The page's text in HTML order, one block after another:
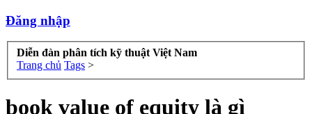
Đăng nhập
Diễn đàn phân tích kỹ thuật Việt Nam
Trang chủ Tags >
book value of equity là gì